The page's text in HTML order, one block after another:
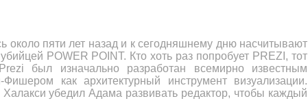
около пяти лет назад и к сегодняшнему дню насчитывают
POWER POINT. Кто хоть раз попробует PREZI, тот
был изначально разработан всемирно известным
как архитектурный инструмент визуализации.
убедил Адама развивать редактор, чтобы каждый